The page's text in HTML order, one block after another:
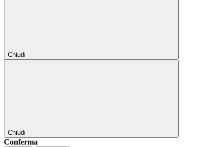
Chiudi
Chiudi
Conferma